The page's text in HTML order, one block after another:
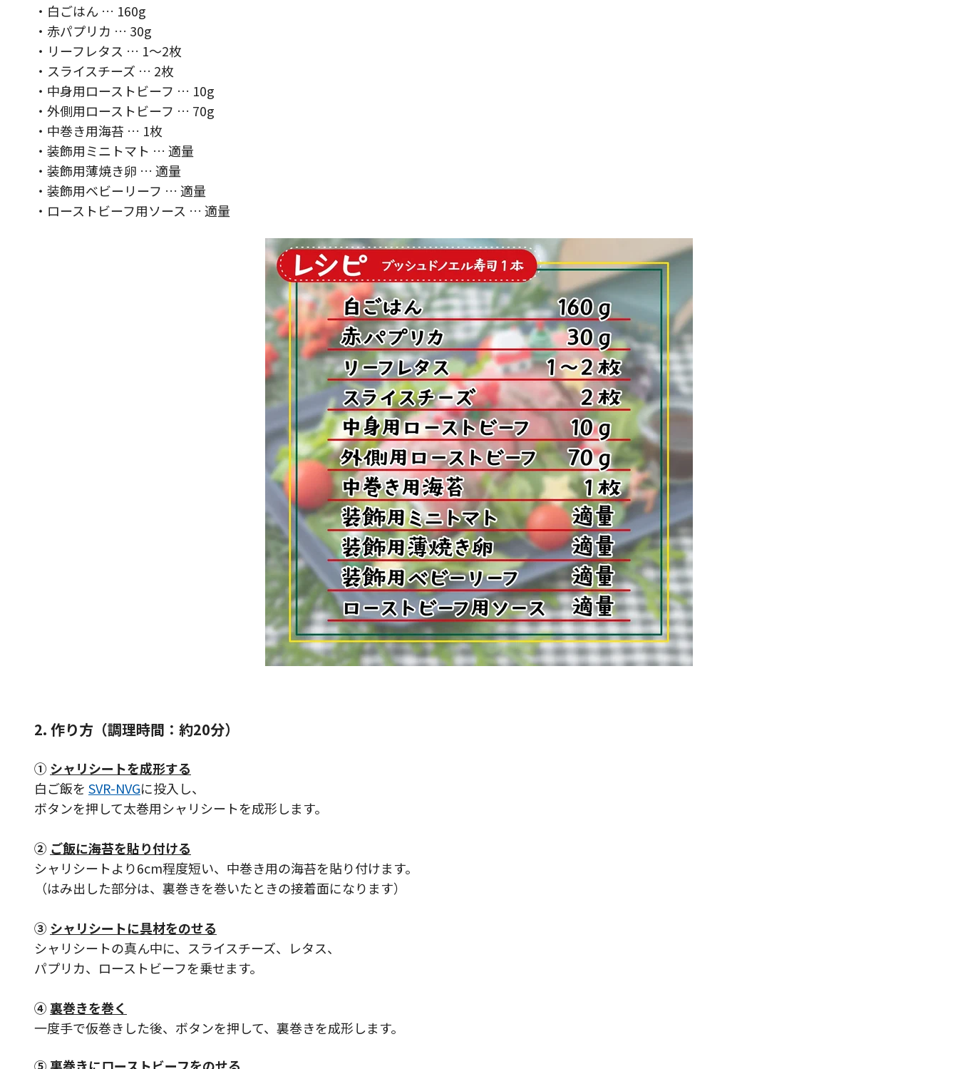
・白ごはん … 160g
・赤パプリカ … 30g
・リーフレタス … 1～2枚
・スライスチーズ … 2枚
・中身用ローストビーフ … 10g
・外側用ローストビーフ … 70g
・中巻き用海苔 … 1枚
・装飾用ミニトマト … 適量
・装飾用薄焼き卵 … 適量
・装飾用ベビーリーフ … 適量
・ローストビーフ用ソース … 適量
2. 作り方（調理時間：約20分）
① シャリシートを成形する
白ご飯を SVR-NVGに投入し、
ボタンを押して太巻用シャリシートを成形します。
② ご飯に海苔を貼り付ける
シャリシートより6cm程度短い、中巻き用の海苔を貼り付けます。
（はみ出した部分は、裏巻きを巻いたときの接着面になります）
③ シャリシートに具材をのせる
シャリシートの真ん中に、スライスチーズ、レタス、
パプリカ、ローストビーフを乗せます。
④裏巻きを巻く
一度手で仮巻きした後、ボタンを押して、裏巻きを成形します。
⑤ 裏巻きにローストビーフをのせる